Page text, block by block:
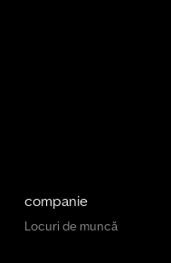
companie
Locuri de muncă